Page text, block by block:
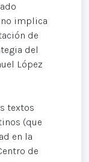
implica
de
del
López
textos
(que
en la
de